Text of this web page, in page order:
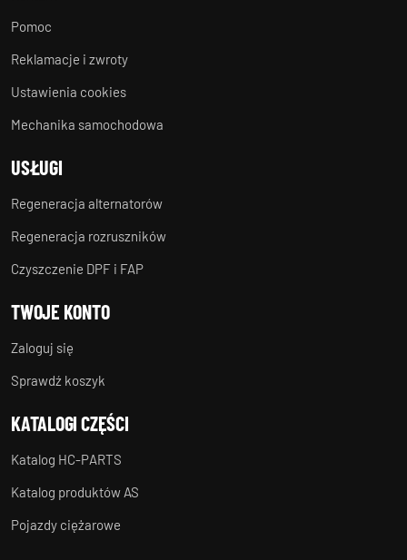
Pomoc
Reklamacje i zwroty
Ustawienia cookies
Mechanika samochodowa
USŁUGI
Regeneracja alternatorów
Regeneracja rozruszników
Czyszczenie DPF i FAP
TWOJE KONTO
Zaloguj się
Sprawdź koszyk
KATALOGI CZĘŚCI
Katalog HC-PARTS
Katalog produktów AS
Pojazdy ciężarowe